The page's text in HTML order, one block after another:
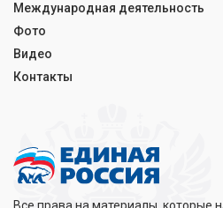
Международная деятельность
Фото
Видео
Контакты